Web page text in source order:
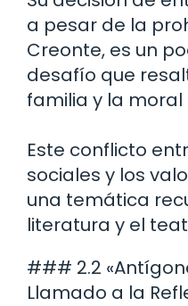
a pesar de la
Creonte, es un
desafío que
familia y la moral
Este conflicto
sociales y los
una temática
literatura y el
### 2.2
Llamado a la